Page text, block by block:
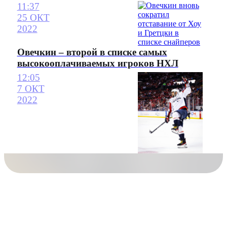
11:37
25 ОКТ
2022
Овечкин – второй в списке самых
высокооплачиваемых игроков НХЛ
12:05
7 ОКТ
2022